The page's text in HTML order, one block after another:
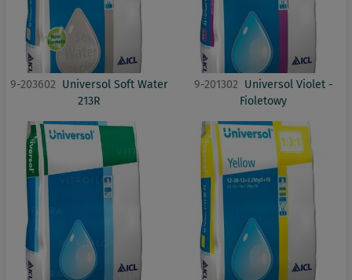
9-203602 Universol Soft Water
213R
9-201302 Universol Violet -
Fioletowy